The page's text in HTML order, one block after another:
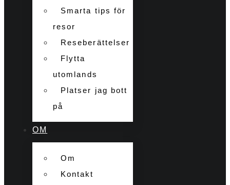
Smarta tips för
resor
Reseberättelser
Flytta
utomlands
Platser jag bott
på
OM
Om
Kontakt